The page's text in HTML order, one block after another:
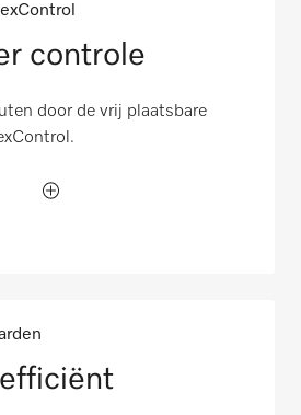
controle
door de vrij plaatsbare